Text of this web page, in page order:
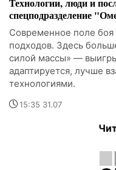
спецподразделение
Современное поле
подходов. Здесь
силой массы» —
адаптируется, лучше
технологиями.
15:35 31.07